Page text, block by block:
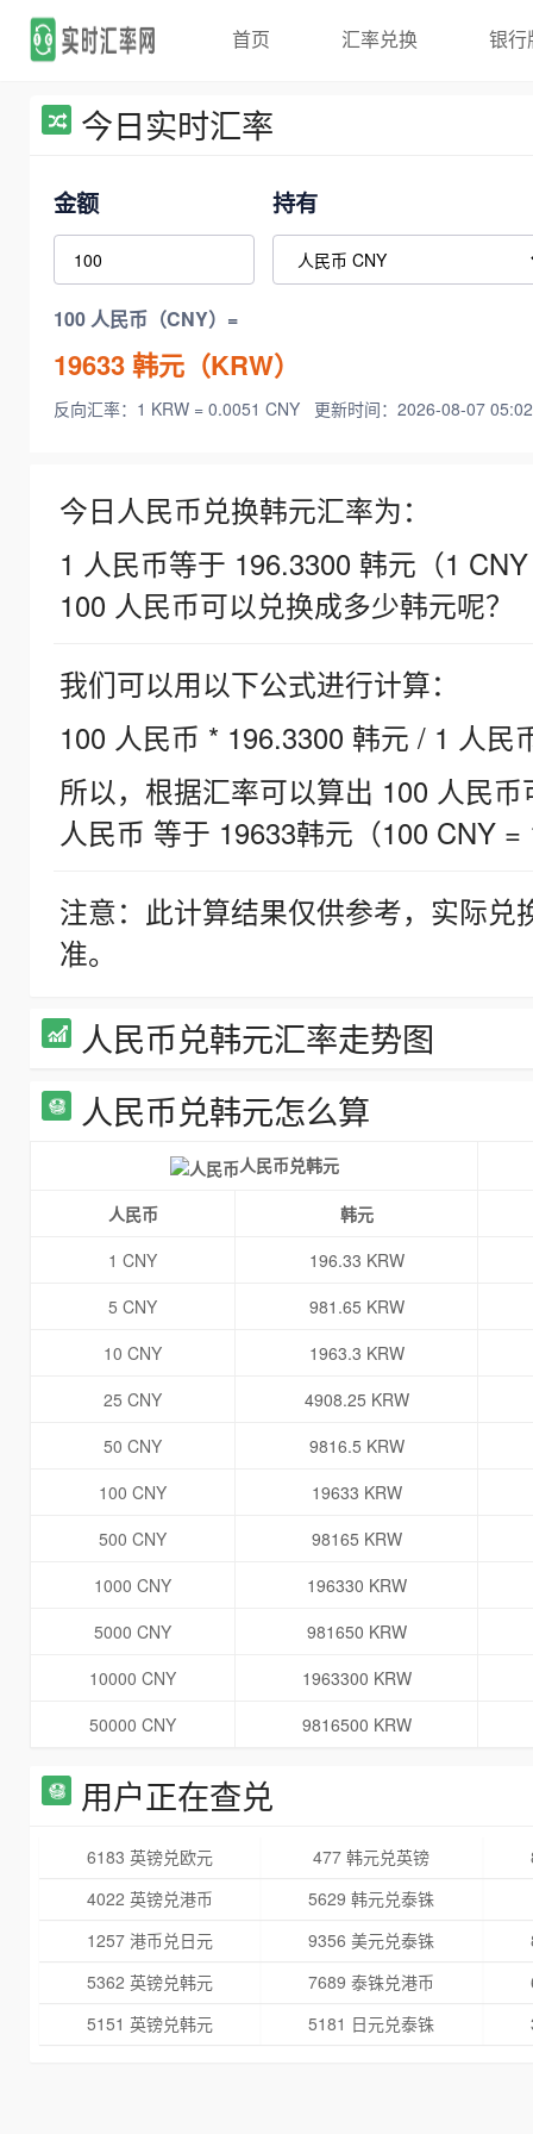
首页 汇率兑换 银行
今日实时汇率
金额 持有
100 人民币（CNY）=
19633韩元（KRW）
反向汇率：1 KRW = 0.0051 CNY 更新时间：2026-08-07
今日人民币兑换韩元汇率为：
1 人民币等于 196.3300 韩元（1
100 人民币可以兑换成多少韩元呢？
我们可以用以下公式进行计算：
100 人民币 * 196.3300 韩元 / 1 人民
所以，根据汇率可以算出 100 人民
人民币 等于 19633韩元（100 CNY =
注意：此计算结果仅供参考，实际
准。
人民币兑韩元汇率走势图
人民币兑韩元怎么算
人民币兑韩元
人民币
韩元
1 CNY
196.33 KRW
5 CNY
981.65 KRW
10 CNY
1963.3 KRW
25 CNY
4908.25 KRW
50 CNY
9816.5 KRW
100 CNY
19633 KRW
500 CNY
98165 KRW
1000 CNY
196330 KRW
5000 CNY
981650 KRW
10000 CNY
1963300 KRW
50000 CNY
9816500 KRW
用户正在查兑
6183 英镑兑欧元 477 韩元兑英镑
4022 英镑兑港币
5629 韩元兑泰铢
1257 港币兑日元
9356 美元兑泰铢
5362 英镑兑韩元
7689 泰铢兑港币
5151 英镑兑韩元
5181 日元兑泰铢